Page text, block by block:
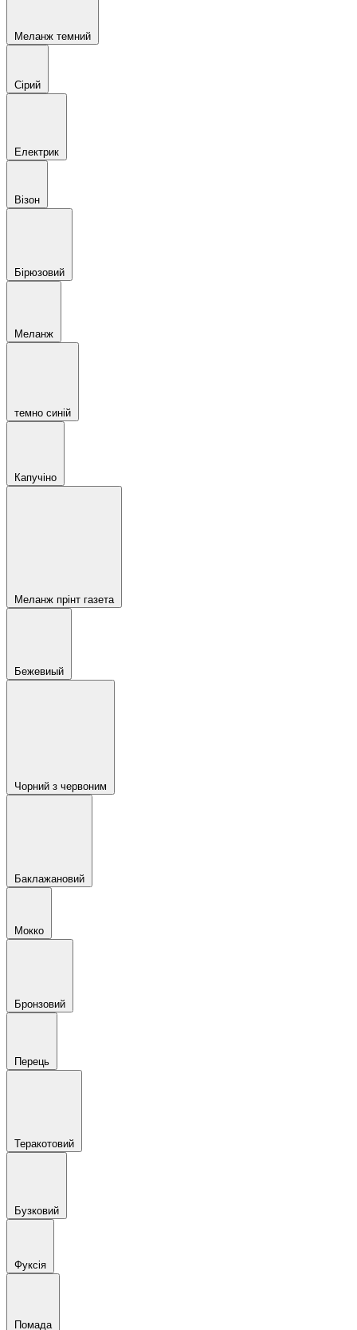
Меланж темний
Сірий
Електрик
Візон
Бірюзовий
Меланж
темно синій
Капучіно
Меланж прінт газета
Бежевиый
Чорний з червоним
Баклажановий
Мокко
Бронзовий
Перець
Теракотовий
Бузковий
Фуксія
Помада